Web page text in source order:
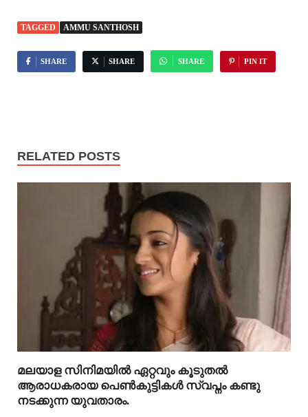
TAGGED AMMU SANTHOSH
SHARE SHARE SHARE PIN IT
RELATED POSTS
മലയാള സിനിമയിൽ ഏറ്റവും കൂടുതൽ
ആരാധകരായ പെൺകുട്ടികൾ സ്വപ്നം കണ്ടു
നടക്കുന്ന യുവതാരം.